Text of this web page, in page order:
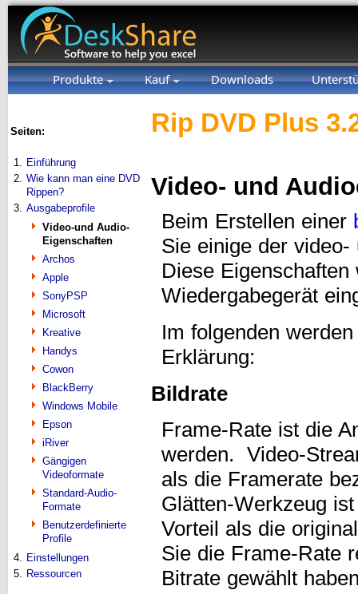
Produkte Kauf Downloads
Seiten:
1. Einführung
2. Wie kann man eine DVD
Rippen?
3. Ausgabeprofile
Video-und Audio-
Eigenschaften
Archos
Apple
SonyPSP
Microsoft
Kreative
Handys
Cowon
BlackBerry
Windows Mobile
Epson
iRiver
Gängigen
Videoformate
Standard-Audio-
Formate
Benutzerdefinierte
Profile
4. Einstellungen
5. Ressourcen
Rip DVD Plus
Video- und
Beim Erstellen einer
Sie einige der
Diese
Wiedergabegerät
Im folgenden
Erklärung:
Bildrate
Frame-Rate ist die
werden. Video-
als die Framerate
Glätten-Werkzeug
Vorteil als die
Sie die Frame-Rate
Bitrate gewählt